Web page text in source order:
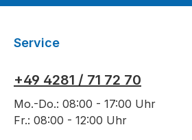
Service
+49 4281 / 71 72 70
Mo.-Do.: 08:00 - 17:00 Uhr
Fr.: 08:00 - 12:00 Uhr